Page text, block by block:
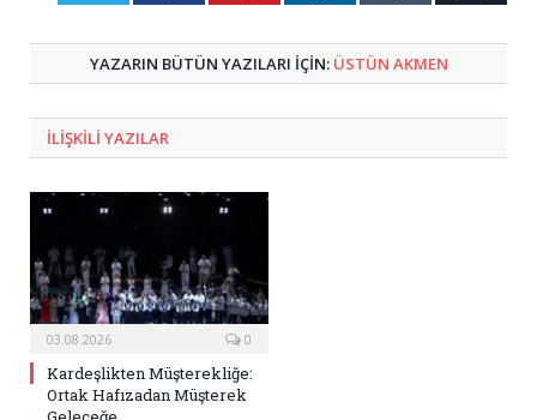
YAZARIN BÜTÜN YAZILARI IÇIN: ÜSTÜN AKMEN
ILIŞKILI YAZILAR
03.08.2026 0
Kardeşlikten Müşterekliğe:
Ortak Hafızadan Müşterek